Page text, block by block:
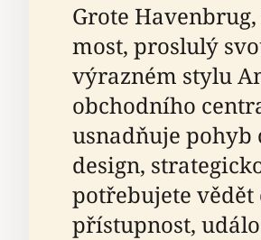
Grote
most, proslulý
výrazném stylu
obchodního
usnadňuje pohyb
design,
potřebujete
přístupnost,